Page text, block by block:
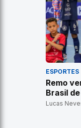
ESPORTES
Remo
Brasil
Lucas